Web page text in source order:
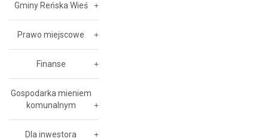
Gminy Reńska Wieś
Prawo miejscowe
Finanse
Gospodarka mieniem
komunalnym
Dla inwestora